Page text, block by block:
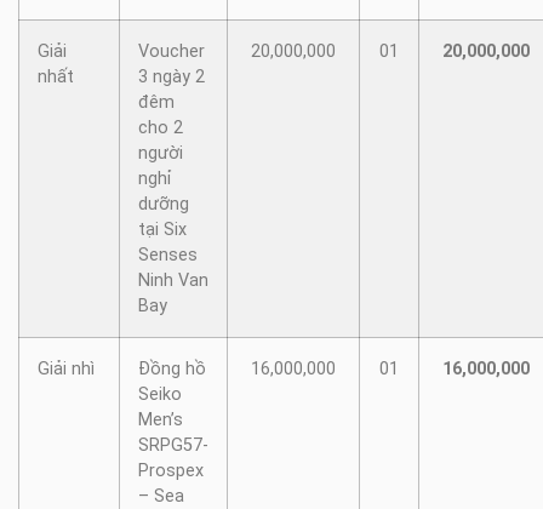
Giải
nhất
Voucher
3 ngày 2
đêm
cho 2
người
nghỉ
dưỡng
tại Six
Senses
Ninh Van
Bay
20,000,000 01 20,000,000
Giải nhì
Đồng hồ
Seiko
Men’s
SRPG57-
Prospex
– Sea
16,000,000 01 16,000,000